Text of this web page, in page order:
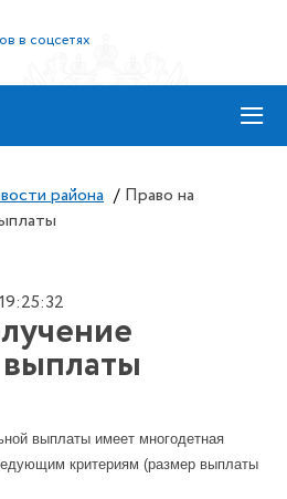
в соцсетях
≡
района / Право на
выплаты имеет многодетная
критериям (размер выплаты